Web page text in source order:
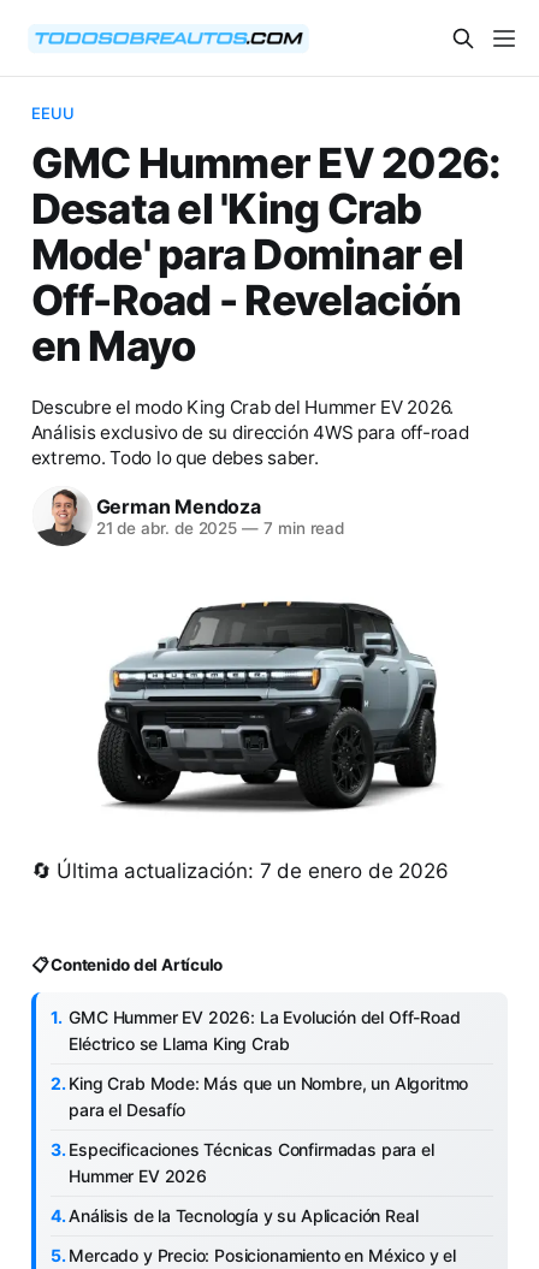
EEUU
GMC Hummer EV 2026:
Desata el 'King Crab
Mode' para Dominar el
Off-Road - Revelación
en Mayo
Descubre el modo King Crab del Hummer EV 2026.
Análisis exclusivo de su dirección 4WS para off-road
extremo. Todo lo que debes saber.
German Mendoza
21 de abr. de 2025 — 7 min read
🔄 Última actualización: 7 de enero de 2026
📋 Contenido del Artículo
GMC Hummer EV 2026: La Evolución del Off-Road
Eléctrico se Llama King Crab
King Crab Mode: Más que un Nombre, un Algoritmo
para el Desafío
Especificaciones Técnicas Confirmadas para el
Hummer EV 2026
Análisis de la Tecnología y su Aplicación Real
Mercado y Precio: Posicionamiento en México y el